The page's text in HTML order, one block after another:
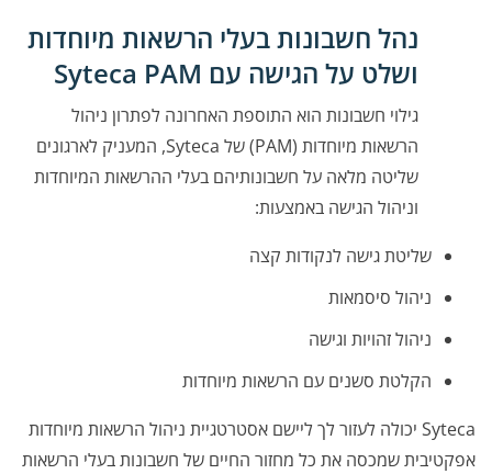
נהל חשבונות בעלי הרשאות מיוחדות
ושלט על הגישה עם Syteca PAM
גילוי חשבונות הוא התוספת האחרונה לפתרון ניהול
הרשאות מיוחדות (PAM) של Syteca, המעניק לארגונים
שליטה מלאה על חשבונותיהם בעלי ההרשאות המיוחדות
וניהול הגישה באמצעות:
שליטת גישה לנקודות קצה
ניהול סיסמאות
ניהול זהויות וגישה
הקלטת סשנים עם הרשאות מיוחדות
Syteca יכולה לעזור לך ליישם אסטרטגיית ניהול הרשאות מיוחדות
אפקטיבית שמכסה את כל מחזור החיים של חשבונות בעלי הרשאות